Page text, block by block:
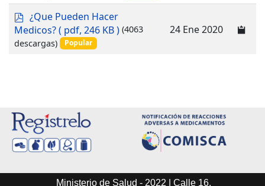
d
f
¿Que Pueden Hacer
Medicos?( pdf, 246 KB ) (4063
descargas)
Popular
24 Ene 2020
Ministerio de Salud - 2022 | Calle 16,